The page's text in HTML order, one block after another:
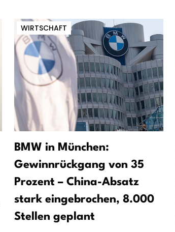
WIRTSCHAFT
BMW in München:
Gewinnrückgang von 35
Prozent – China-Absatz
stark eingebrochen, 8.000
Stellen geplant